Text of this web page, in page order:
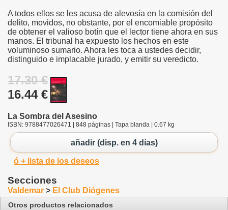
A todos ellos se les acusa de alevosía en la comisión del
delito, movidos, no obstante, por el encomiable propósito
de obtener el valioso botín que el lector tiene ahora en sus
manos. El tribunal ha expuesto los hechos en este
voluminoso sumario. Ahora les toca a ustedes decidir,
distinguido e implacable jurado, y emitir su veredicto.
17.30 €
16.44 €
La Sombra del Asesino
ISBN: 9788477026471 | 848 páginas | Tapa blanda | 0.67 kg
añadir (disp. en 4 días)
ó + lista de los deseos
Secciones
Valdemar > El Club Diógenes
Otros productos relacionados